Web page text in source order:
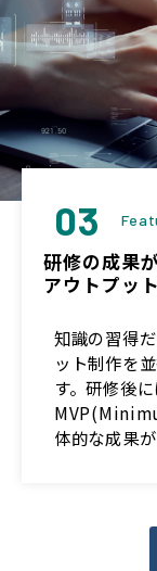
03
研修の成果
アウトプッ
知識の習得
ット制作を
す。研修後
体的な成果